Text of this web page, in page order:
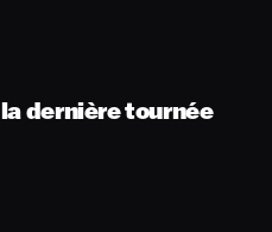
la dernière tournée